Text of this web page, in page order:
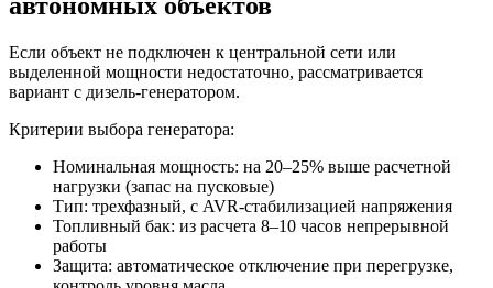
Если объект не подключен к центральной сети или
выделенной мощности недостаточно, рассматривается
вариант с дизель-генератором.
Критерии выбора генератора:
Номинальная мощность: на 20–25% выше расчетной
нагрузки (запас на пусковые)
Тип: трехфазный, с AVR-стабилизацией напряжения
Топливный бак: из расчета 8–10 часов непрерывной
работы
Защита: автоматическое отключение при перегрузке,